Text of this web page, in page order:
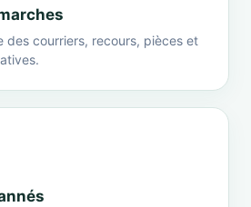
des courriers, recours, pièces et